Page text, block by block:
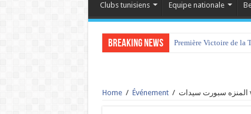
Clubs tunisiens Equipe nationale
Breaking News Première Victoire de la
Home / Événement /